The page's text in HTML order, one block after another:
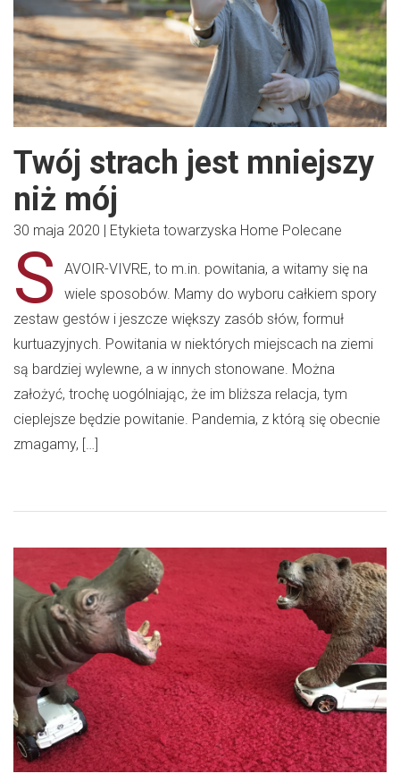
Twój strach jest mniejszy
niż mój
30 maja 2020 Etykieta towarzyska Home Polecane
S
AVOIR-VIVRE, to m.in. powitania, a witamy się na
wiele sposobów. Mamy do wyboru całkiem spory
zestaw gestów i jeszcze większy zasób słów, formuł
kurtuazyjnych. Powitania w niektórych miejscach na ziemi
są bardziej wylewne, a w innych stonowane. Można
założyć, trochę uogólniając, że im bliższa relacja, tym
cieplejsze będzie powitanie. Pandemia, z którą się obecnie
zmagamy, […]